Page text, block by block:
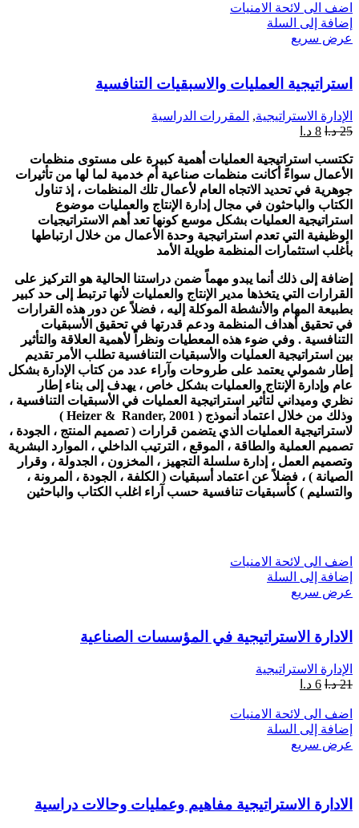
اضف الى لائحة الامنيات
إضافة إلى السلة
عرض سريع
استراتيجية العمليات والاسبقيات التنافسية
الإدارة الاستراتيجية, المقررات الدراسية
25 د.ا 8 د.ا
تكتسب استراتيجية العمليات أهمية كبيرة على مستوى منظمات
الأعمال سواءً أكانت منظمات صناعية أم خدمية لما لها من تأثيرات
جوهرية في تحديد الاتجاه العام لأعمال تلك المنظمات ، إذ تناول
الكتاب والباحثون في مجال إدارة الإنتاج والعمليات موضوع
استراتيجية العمليات بشكل موسع كونها تعد أهم الاستراتيجيات
الوظيفية التي تعدم استراتيجية وحدة الأعمال من خلال ارتباطها
بأغلب استثمارات المنظمة طويلة الأمد
إضافة إلى ذلك أنما يبدو مهماً ضمن دراستنا الحالية هو التركيز على
القرارات التي يتخذها مدير الإنتاج والعمليات لأنها ترتبط إلى حد كبير
بطبيعة المهام والأنشطة الموكلة إليه ، فضلاً عن دور هذه القرارات
في تحقيق أهداف المنظمة ودعم قدرتها في تحقيق الأسبقيات
التنافسية . وفي ضوء هذه المعطيات ونظراً لأهمية العلاقة والتأثير
بين استراتيجية العمليات والأسبقيات التنافسية تطلب الأمر تقديم
إطار شمولي يعتمد على طروحات وآراء عدد من كتاب الإدارة بشكل
عام وإدارة الإنتاج والعمليات بشكل خاص ، يهدف إلى بناء إطار
نظري وميداني لتأثير استراتيجية العمليات في الأسبقيات التنافسية ،
وذلك من خلال اعتماد أنموذج ( Heizer & Rander, 2001 )
لاستراتيجية العمليات الذي يتضمن قرارات ( تصميم المنتج ، الجودة ،
تصميم العملية والطاقة ، الموقع ، الترتيب الداخلي ، الموارد البشرية
وتصميم العمل ، إدارة سلسلة التجهيز ، المخزون ، الجدولة ، وقرار
الصيانة ) ، فضلاً عن اعتماد أسبقيات ( الكلفة ، الجودة ، المرونة ،
والتسليم ) كأسبقيات تنافسية حسب آراء اغلب الكتاب والباحثين
اضف الى لائحة الامنيات
إضافة إلى السلة
عرض سريع
الادارة الاستراتيجية في المؤسسات الصناعية
الإدارة الاستراتيجية
21 د.ا 6 د.ا
اضف الى لائحة الامنيات
إضافة إلى السلة
عرض سريع
الادارة الاستراتيجية مفاهيم وعمليات وحالات دراسية